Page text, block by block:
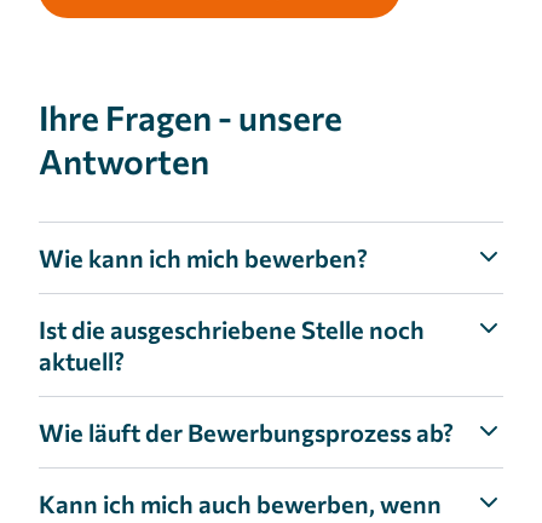
Ihre Fragen - unsere
Antworten
Wie kann ich mich bewerben?
Ist die ausgeschriebene Stelle noch
aktuell?
Wie läuft der Bewerbungsprozess ab?
Kann ich mich auch bewerben, wenn